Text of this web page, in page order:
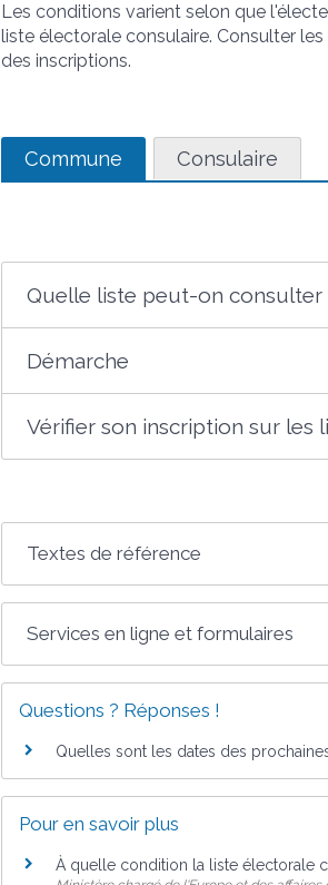
Les conditions varient selon que
liste électorale consulaire. Consulter
des inscriptions.
Commune Consulaire
Quelle liste peut-on consulter
Démarche
Vérifier son inscription sur les
Textes de référence
Services en ligne et formulaires
Questions ? Réponses !
Quelles sont les dates des
Pour en savoir plus
À quelle condition la liste électorale